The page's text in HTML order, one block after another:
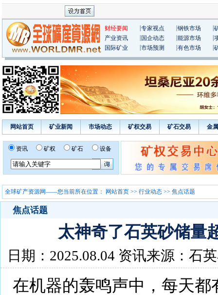
财经要闻 专家视点 钢铁市场
产业资讯
国企动态 能源市场
国际矿业
市场预测 有色市场
网站首页 矿业新闻 市场动态 矿权交易 矿石交易 金
资讯 矿权 矿石 设备
全球矿产资源网——您当前所在位置： 网站首页 >> 行业动态 >> 焦点话题
焦点话题
太神奇了石英砂储量
日期：2025.08.04 资讯来源：石
在机器的轰鸣声中，每天都